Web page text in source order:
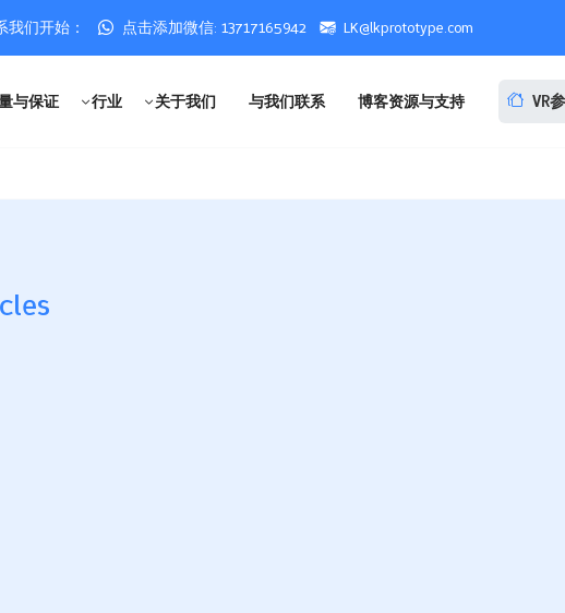
们开始： 点击添加微信: 13717165942 LK@lkprototype.com
与保证 行业 关于我们 与我们联系 博客资源与支持 VR